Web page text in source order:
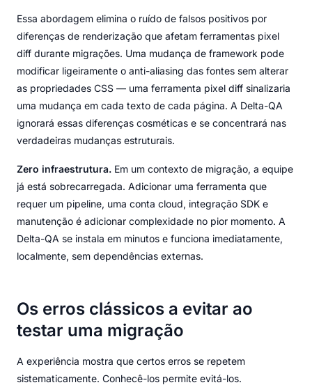
Essa abordagem elimina o ruído de falsos positivos por
diferenças de renderização que afetam ferramentas pixel
diff durante migrações. Uma mudança de framework pode
modificar ligeiramente o anti-aliasing das fontes sem alterar
as propriedades CSS — uma ferramenta pixel diff sinalizaria
uma mudança em cada texto de cada página. A Delta-QA
ignorará essas diferenças cosméticas e se concentrará nas
verdadeiras mudanças estruturais.
Zero infraestrutura. Em um contexto de migração, a equipe
já está sobrecarregada. Adicionar uma ferramenta que
requer um pipeline, uma conta cloud, integração SDK e
manutenção é adicionar complexidade no pior momento. A
Delta-QA se instala em minutos e funciona imediatamente,
localmente, sem dependências externas.
Os erros clássicos a evitar ao
testar uma migração
A experiência mostra que certos erros se repetem
sistematicamente. Conhecê-los permite evitá-los.